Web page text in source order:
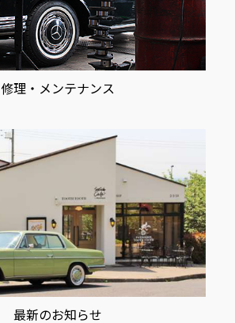
修理・メンテナンス
最新のお知らせ